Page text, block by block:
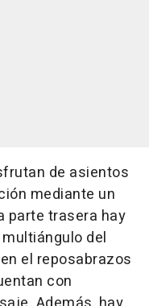
de asientos
mediante un
parte trasera hay
del
el reposabrazos
con